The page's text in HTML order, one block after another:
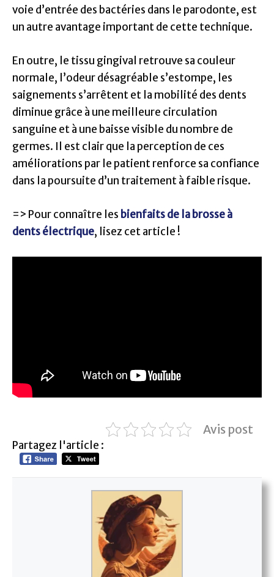
voie d’entrée des bactéries dans le parodonte, est
un autre avantage important de cette technique.
En outre, le tissu gingival retrouve sa couleur
normale, l’odeur désagréable s’estompe, les
saignements s’arrêtent et la mobilité des dents
diminue grâce à une meilleure circulation
sanguine et à une baisse visible du nombre de
germes. Il est clair que la perception de ces
améliorations par le patient renforce sa confiance
dans la poursuite d’un traitement à faible risque.
=> Pour connaître les bienfaits de la brosse à
dents électrique, lisez cet article !
Avis post
Partagez l'article :